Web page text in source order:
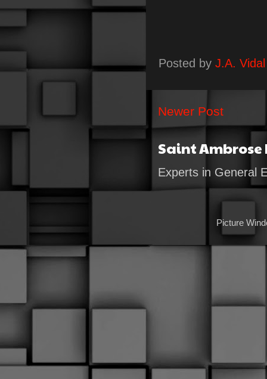
Posted by J.A. Vidal
Newer Post
Saint
Experts in General
Picture